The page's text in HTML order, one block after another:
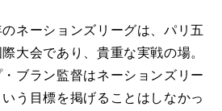
ネーションズリーグは、パリ五
大会であり、貴重な実戦の場。
ブラン監督はネーションズリー
う目標を掲げることはしなかっ